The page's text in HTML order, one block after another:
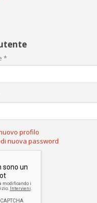
*
profilo
nuova password